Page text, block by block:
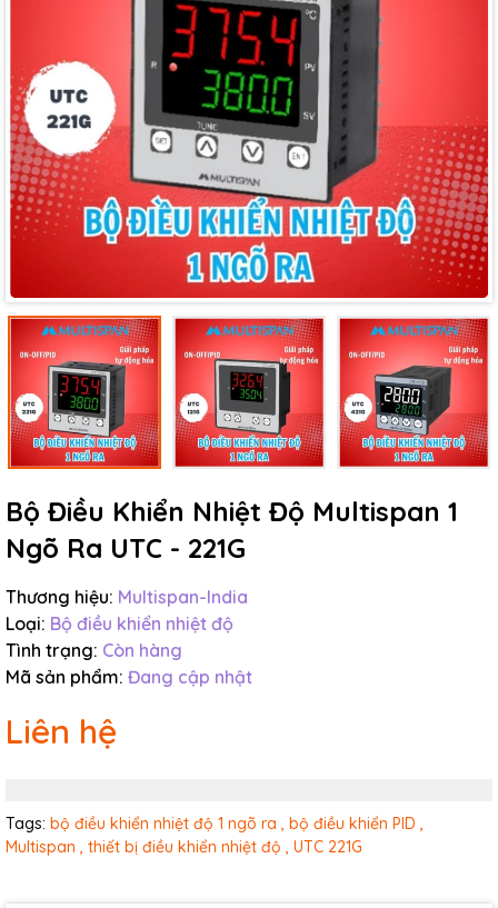
Bộ Điều Khiển Nhiệt Độ Multispan 1
Ngõ Ra UTC - 221G
Thương hiệu: Multispan-India
Loại: Bộ điều khiển nhiệt độ
Tình trạng: Còn hàng
Mã sản phẩm: Đang cập nhật
Liên hệ
Tags: bộ điều khiển nhiệt độ 1 ngõ ra , bộ điều khiển PID ,
Multispan , thiết bị điều khiển nhiệt độ , UTC 221G
Mã giảm giá:
Ngày hết hạn:
Điều kiện: